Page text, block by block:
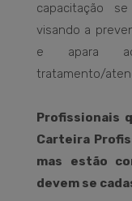
capacitação
visando a
e apara
tratamento/
Profissionais
Carteira
mas estão
devem se